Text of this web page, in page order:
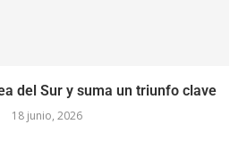
del Sur y suma un triunfo clave
18 junio, 2026